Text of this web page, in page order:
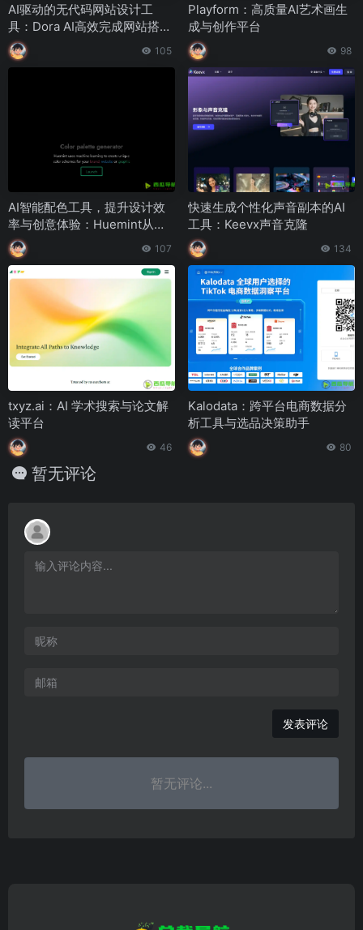
AI驱动的无代码网站设计工
具：Dora AI高效完成网站搭建
与个性化定制
105
Playform：高质量AI艺术画生
成与创作平台
98
AI智能配色工具，提升设计效
率与创意体验：Huemint从灵
感到落地的配色流程
107
快速生成个性化声音副本的AI
工具：Keevx声音克隆
134
txyz.ai：AI 学术搜索与论文解
读平台
46
Kalodata：跨平台电商数据分
析工具与选品决策助手
80
暂无评论
发表评论
暂无评论...